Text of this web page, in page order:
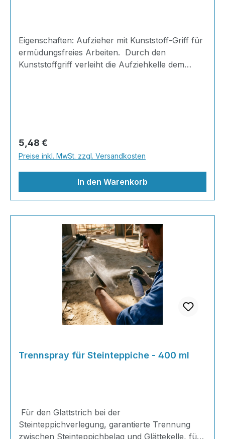
Eigenschaften: Aufzieher mit Kunststoff-Griff für
ermüdungsfreies Arbeiten. Durch den
Kunststoffgriff verleiht die Aufziehkelle dem
Putzmassen oder Spachtelmassen
verwendetLieferumfang: 1 x Glättekelle mit
lackiertem Holzgriff mit 28cm x 14cm für den
professionellen Einsatz
Regulärer Preis:
5,48 €
Preise inkl. MwSt. zzgl. Versandkosten
In den Warenkorb
Trennspray für Steinteppiche - 400 ml
Für den Glattstrich bei der
Steinteppichverlegung, garantierte Trennung
zwischen Steinteppichbelag und Glättekelle, für